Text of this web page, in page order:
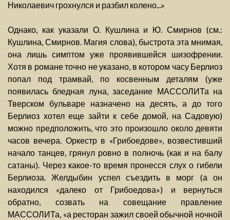
Николаевич грохнулся и разбил колено...»
Однако, как указали О. Кушлина и Ю. Смирнов (см.:
Кушлина, Смирнов. Магия слова), быстрота эта мнимая,
она лишь симптом уже проявившейся шизофрении.
Хотя в романе точно не указано, в котором часу Берлиоз
попал под трамвай, по косвенным деталям (уже
появилась бледная луна, заседание МАССОЛИТа на
Тверском бульваре назначено на десять, а до того
Берлиоз хотел еще зайти к себе домой, на Садовую)
можно предположить, что это произошло около девяти
часов вечера. Оркестр в «Грибоедове», возвестивший
начало танцев, грянул ровно в полночь (как и на балу
сатаны). Через какое-то время пронесся слух о гибели
Берлиоза. Желдыбин успел съездить в морг (а он
находился «далеко от Грибоедова») и вернуться
обратно, созвать на совещание правление
МАССОЛИТа, «а ресторан зажил своей обычной ночной